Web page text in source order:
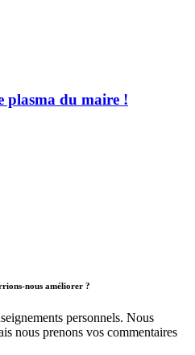
plasma du maire !
nous améliorer ?
personnels. Nous
nous prenons vos commentaires